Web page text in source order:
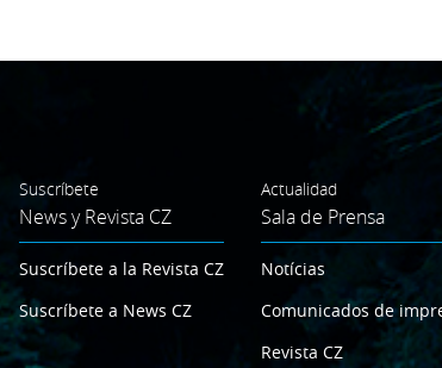
Suscríbete
News y Revista CZ
Suscríbete a la Revista CZ
Suscríbete a News CZ
Actualidad
Sala de Prensa
Notícias
Comunicados de
Revista CZ